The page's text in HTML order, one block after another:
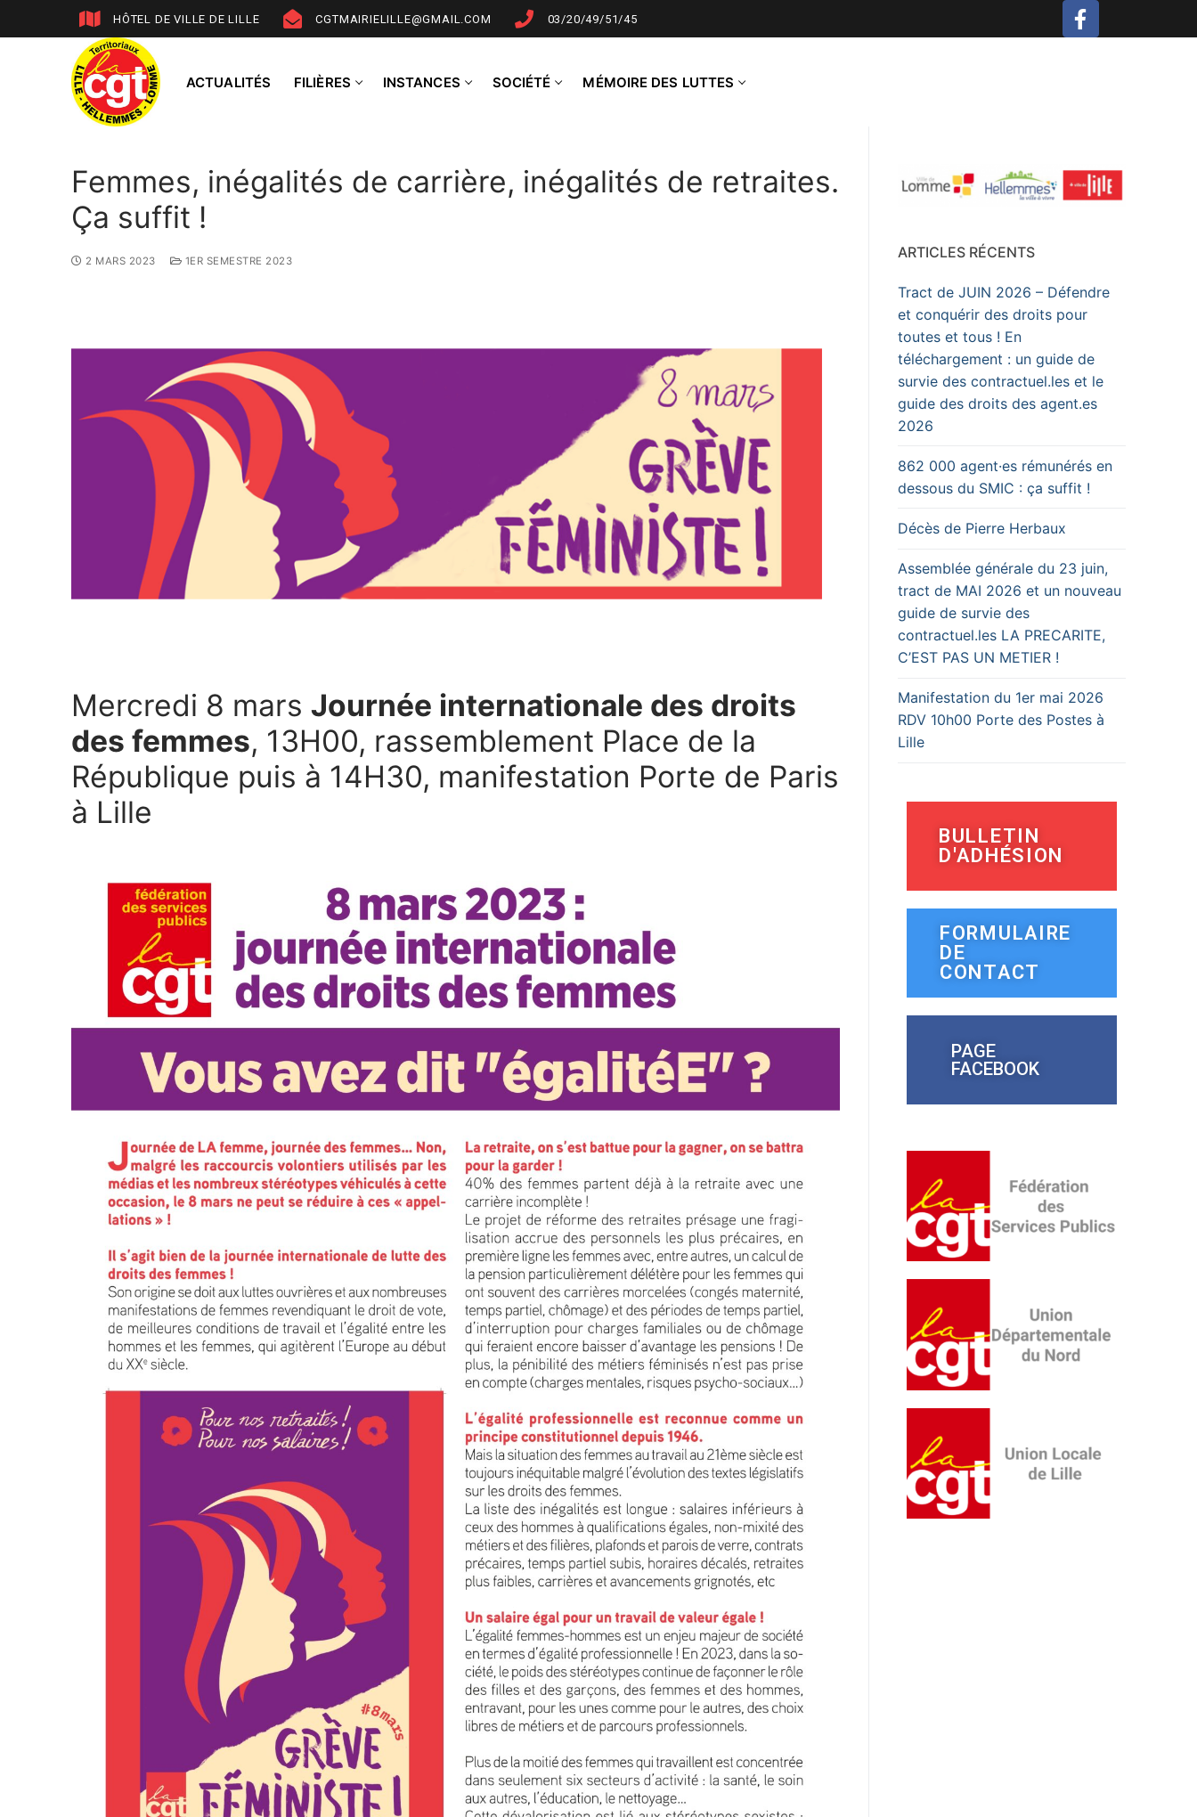
HÔTEL DE VILLE DE LILLE CGTMAIRIELILLE@GMAIL.COM 03/20/49/51/45
ACTUALITÉS FILIÈRES INSTANCES SOCIÉTÉ MÉMOIRE DES LUTTES
Femmes, inégalités de carrière, inégalités de retraites.
Ça suffit !
2 MARS 2023 1ER SEMESTRE 2023
Mercredi 8 mars Journée internationale des droits
des femmes, 13H00, rassemblement Place de la
République puis à 14H30, manifestation Porte de Paris
à Lille
ARTICLES RÉCENTS
Tract de JUIN 2026 – Défendre
et conquérir des droits pour
toutes et tous ! En
téléchargement : un guide de
survie des contractuel.les et le
guide des droits des agent.es
2026
862 000 agent·es rémunérés en
dessous du SMIC : ça suffit !
Décès de Pierre Herbaux
Assemblée générale du 23 juin,
tract de MAI 2026 et un nouveau
guide de survie des
contractuel.les LA PRECARITE,
C’EST PAS UN METIER !
Manifestation du 1er mai 2026
RDV 10h00 Porte des Postes à
Lille
BULLETIN
D'ADHÉSION
FORMULAIRE
DE
CONTACT
PAGE
FACEBOOK